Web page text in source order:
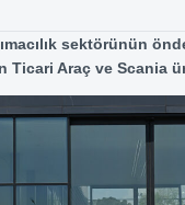
sektörünün
Ticari Araç ve Scania